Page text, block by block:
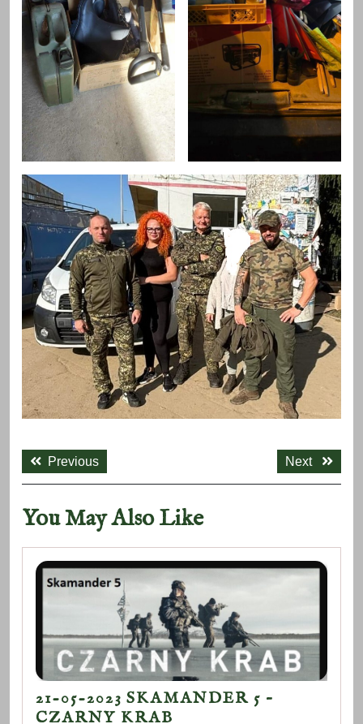
Nawigacja
wpisuPreviousPrevious
Next
Next
You May Also Like
21-05-2023 SKAMANDER 5 –
CZARNY KRAB